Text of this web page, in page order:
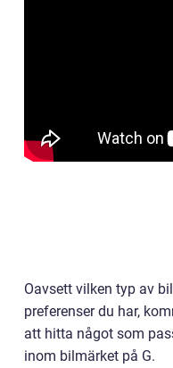
Oavsett vilken typ av
preferenser du har,
att hitta något som
inom bilmärket på G.